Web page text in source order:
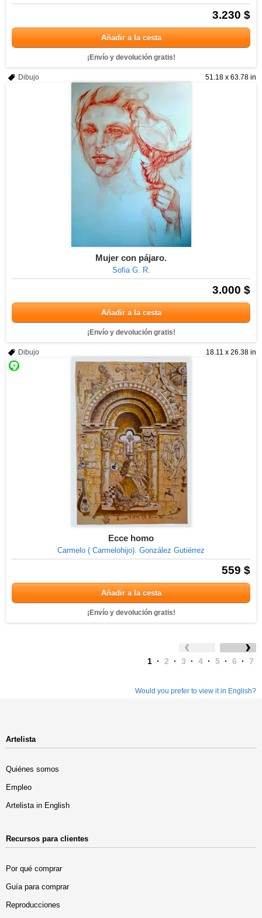
3.230 $
Añadir a la cesta
¡Envío y devolución gratis!
51.18 x 63.78 in
Dibujo
Mujer con pájaro.
Sofia G. R.
3.000 $
Añadir a la cesta
¡Envío y devolución gratis!
18.11 x 26.38 in
Dibujo
Ecce homo
Carmelo ( Carmelohijo). González Gutiérrez
559 $
Añadir a la cesta
¡Envío y devolución gratis!
1 · 2 · 3 · 4 · 5 · 6 · 7
Would you prefer to view it in English?
Artelista
Quiénes somos
Empleo
Artelista in English
Recursos para clientes
Por qué comprar
Guía para comprar
Reproducciones